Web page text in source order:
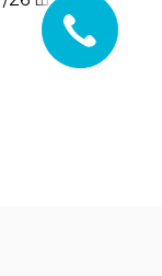
1 462